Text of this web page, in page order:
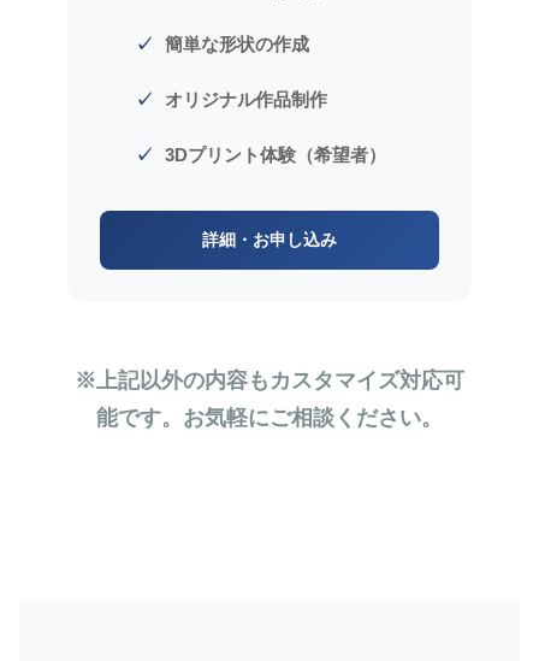
簡単な形状の作成
オリジナル作品制作
3Dプリント体験（希望者）
詳細・お申し込み
※上記以外の内容もカスタマイズ対応可
能です。お気軽にご相談ください。